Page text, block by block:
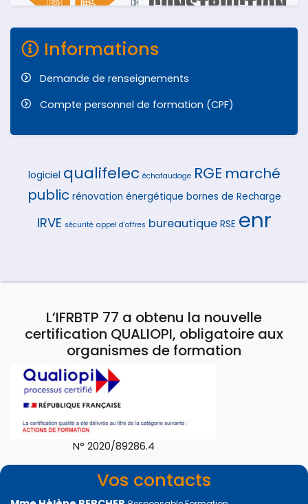
Informations
Demande de renseignements
Compte personnel de formation (CPF)
logiciel qualifelec échafaudage RGE marché
public rénovation énergétique bornes de Recharge
IRVE sécurité appel d'offres bureautique RSE enr
L’IFRBTP 77 a obtenu la nouvelle
certification QUALIOPI, obligatoire aux
organismes de formation
N° 2020/89286.4
Vos contacts